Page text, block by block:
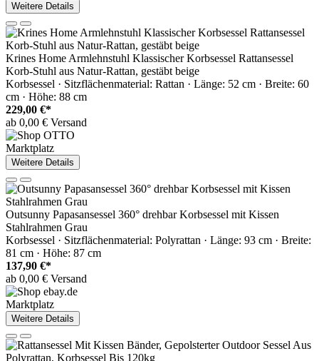
Weitere Details
Krines Home Armlehnstuhl Klassischer Korbsessel Rattansessel
Korb-Stuhl aus Natur-Rattan, gestäbt beige
Korbsessel · Sitzflächenmaterial: Rattan · Länge: 52 cm · Breite: 60
cm · Höhe: 88 cm
229,00 €*
ab 0,00 € Versand
Marktplatz
Weitere Details
Outsunny Papasansessel 360° drehbar Korbsessel mit Kissen
Stahlrahmen Grau
Korbsessel · Sitzflächenmaterial: Polyrattan · Länge: 93 cm · Breite:
81 cm · Höhe: 87 cm
137,90 €*
ab 0,00 € Versand
Marktplatz
Weitere Details